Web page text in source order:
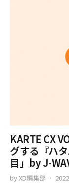
KARTE CX
グする『ハ
目」by J-
byXD編集部